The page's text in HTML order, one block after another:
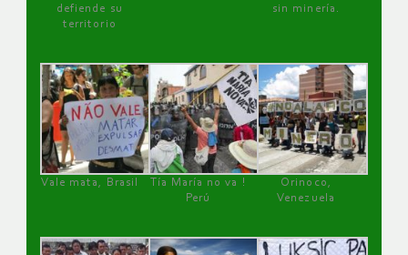
defiende su
territorio
sin minería.
Vale mata, Brasil
Tía María no va !
Perú
Orinoco,
Venezuela